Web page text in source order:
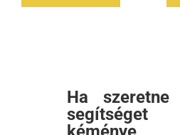
Ha szeretne